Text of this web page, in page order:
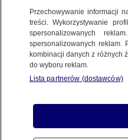
22.07.2025, 18:49
Udostępnij
Przechowywanie informacji
treści. Wykorzystywanie
spersonalizowanych
spersonalizowanych reklam.
kombinacji danych z różnych
do wyboru reklam.
Lista partnerów (dostawców)